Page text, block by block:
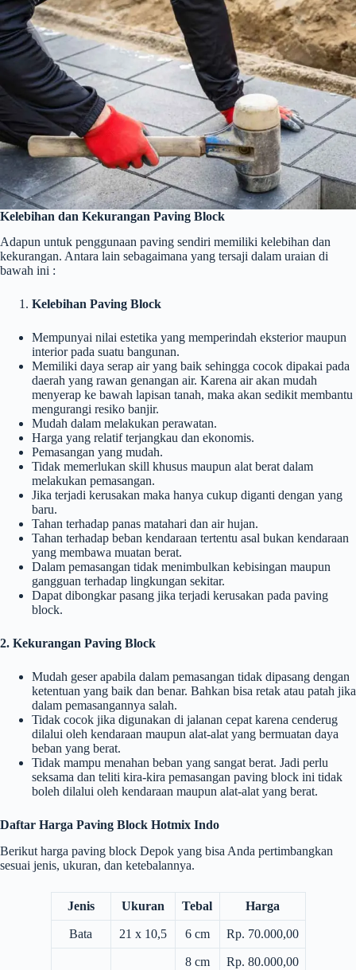
Kelebihan dan Kekurangan Paving Block
Adapun untuk penggunaan paving sendiri memiliki kelebihan dan
kekurangan. Antara lain sebagaimana yang tersaji dalam uraian di
bawah ini :
Kelebihan Paving Block
Mempunyai nilai estetika yang memperindah eksterior maupun
interior pada suatu bangunan.
Memiliki daya serap air yang baik sehingga cocok dipakai pada
daerah yang rawan genangan air. Karena air akan mudah
menyerap ke bawah lapisan tanah, maka akan sedikit membantu
mengurangi resiko banjir.
Mudah dalam melakukan perawatan.
Harga yang relatif terjangkau dan ekonomis.
Pemasangan yang mudah.
Tidak memerlukan skill khusus maupun alat berat dalam
melakukan pemasangan.
Jika terjadi kerusakan maka hanya cukup diganti dengan yang
baru.
Tahan terhadap panas matahari dan air hujan.
Tahan terhadap beban kendaraan tertentu asal bukan kendaraan
yang membawa muatan berat.
Dalam pemasangan tidak menimbulkan kebisingan maupun
gangguan terhadap lingkungan sekitar.
Dapat dibongkar pasang jika terjadi kerusakan pada paving
block.
2. Kekurangan Paving Block
Mudah geser apabila dalam pemasangan tidak dipasang dengan
ketentuan yang baik dan benar. Bahkan bisa retak atau patah jika
dalam pemasangannya salah.
Tidak cocok jika digunakan di jalanan cepat karena cenderug
dilalui oleh kendaraan maupun alat-alat yang bermuatan daya
beban yang berat.
Tidak mampu menahan beban yang sangat berat. Jadi perlu
seksama dan teliti kira-kira pemasangan paving block ini tidak
boleh dilalui oleh kendaraan maupun alat-alat yang berat.
Daftar Harga Paving Block Hotmix Indo
Berikut harga paving block Depok yang bisa Anda pertimbangkan
sesuai jenis, ukuran, dan ketebalannya.
Jenis Ukuran Tebal Harga
Bata 21 x 10,5 6 cm Rp. 70.000,00
8 cm Rp. 80.000,00